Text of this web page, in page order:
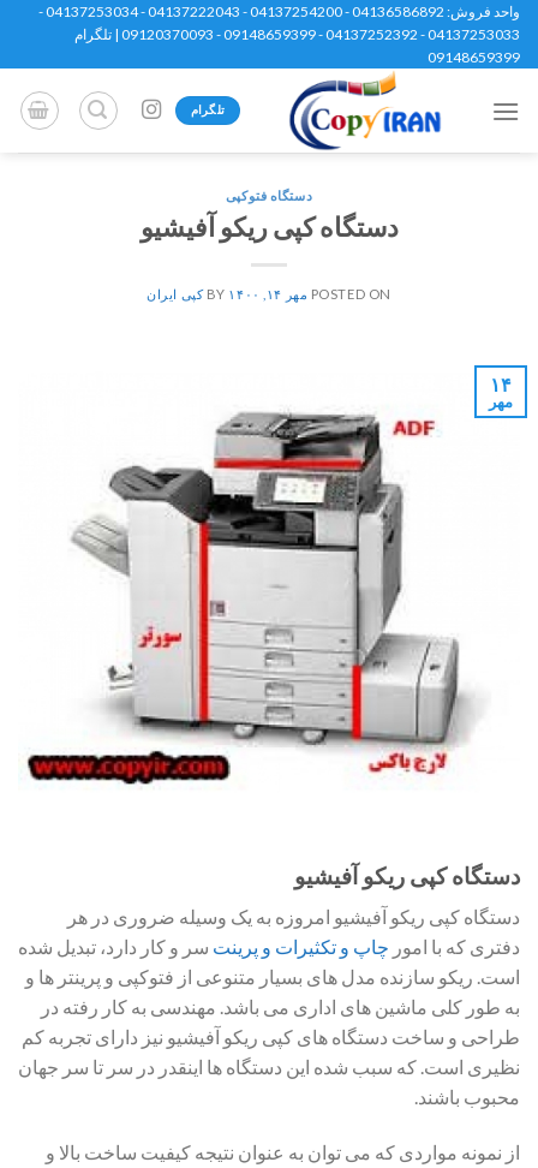
Skip
content
واحد فروش: 04136586892 - 04137254200 - 04137222043 - 04137253034 -
04137253033 - 04137252392 - 09148659399 - 09120370093 | تلگرام
09148659399
تلگرام
دستگاه فتوکپی
دستگاه کپی ریکو آفیشیو
POSTED ON مهر ۱۴, ۱۴۰۰ کپی ایران
۱۴
مهر
دستگاه کپی ریکو آفیشیو
دستگاه کپی ریکو آفیشیو امروزه به یک وسیله ضروری در هر
دفتری که با امور چاپ و تکثیرات و پرینت سر و کار دارد، تبدیل شده
است. ریکو سازنده مدل های بسیار متنوعی از فتوکپی و پرینتر ها و
به طور کلی ماشین های اداری می باشد. مهندسی به کار رفته در
طراحی و ساخت دستگاه های کپی ریکو آفیشیو نیز دارای تجربه کم
نظیری است. که سبب شده این دستگاه ها اینقدر در سر تا سر جهان
محبوب باشند.
از نمونه مواردی که می توان به عنوان نتیجه کیفیت ساخت بالا و